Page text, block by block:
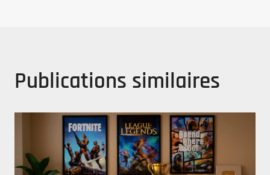
Publications similaires